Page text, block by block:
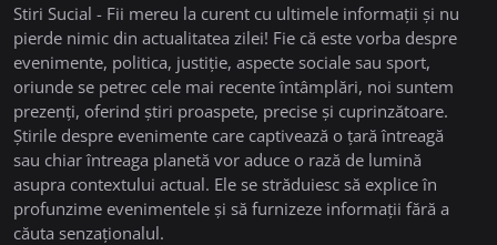
Stiri Sucial - Fii mereu la curent cu ultimele informații și nu
pierde nimic din actualitatea zilei! Fie că este vorba despre
evenimente, politica, justiție, aspecte sociale sau sport,
oriunde se petrec cele mai recente întâmplări, noi suntem
prezenți, oferind știri proaspete, precise și cuprinzătoare.
Știrile despre evenimente care captivează o țară întreagă
sau chiar întreaga planetă vor aduce o rază de lumină
asupra contextului actual. Ele se străduiesc să explice în
profunzime evenimentele și să furnizeze informații fără a
căuta senzaționalul.